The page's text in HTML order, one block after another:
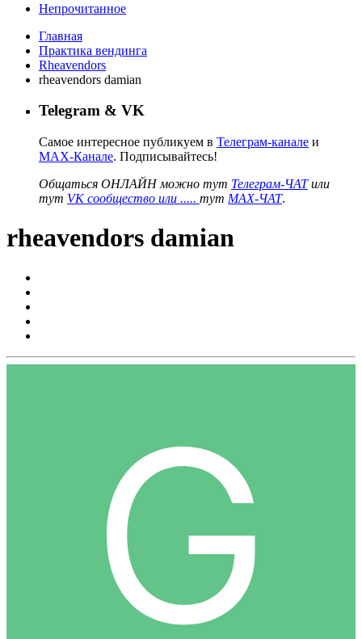
Непрочитанное
Главная
Практика вендинга
Rheavendors
rheavendors damian
Telegram & VK
Самое интересное публикуем в Телеграм-канале и
MAX-Канале. Подписывайтесь!
Общаться ОНЛАЙН можно тут Телеграм-ЧАТили
тут VK сообщество или ..... тут MAX-ЧАТ.
rheavendors damian